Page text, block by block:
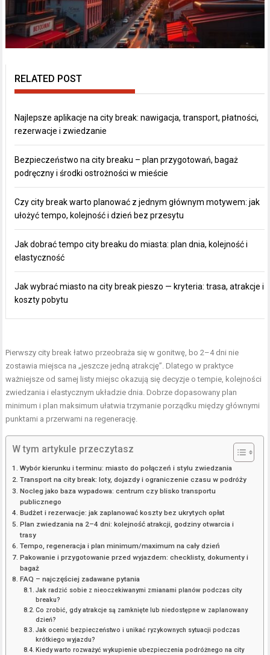
RELATED POST
Najlepsze aplikacje na city break: nawigacja, transport, płatności,
rezerwacje i zwiedzanie
Bezpieczeństwo na city breaku – plan przygotowań, bagaż
podręczny i środki ostrożności w mieście
Czy city break warto planować z jednym głównym motywem: jak
ułożyć tempo, kolejność i dzień bez przesytu
Jak dobrać tempo city breaku do miasta: plan dnia, kolejność i
elastyczność
Jak wybrać miasto na city break pieszo — kryteria: trasa, atrakcje i
koszty pobytu
Pierwszy city break łatwo przeobraża się w gonitwę, bo 2–4 dni nie
zostawia miejsca na „jeszcze jedną atrakcję”. Dlatego w praktyce
ważniejsze od samej listy miejsc okazują się decyzje o tempie, kolejności
zwiedzania i elastycznym układzie dnia. Dobrze dopasowany plan
minimum i plan maksimum ułatwia trzymanie porządku między głównymi
punktami a przerwami na regenerację.
W tym artykule przeczytasz
Wybór kierunku i terminu: miasto do połączeń i stylu zwiedzania
Transport na city break: loty, dojazdy i ograniczenie czasu w podróży
Nocleg jako baza wypadowa: centrum czy blisko transportu
publicznego
Budżet i rezerwacje: jak zaplanować koszty bez ukrytych opłat
Plan zwiedzania na 2–4 dni: kolejność atrakcji, godziny otwarcia i
trasy
Tempo, regeneracja i plan minimum/maximum na cały dzień
Pakowanie i przygotowanie przed wyjazdem: checklisty, dokumenty i
bagaż
FAQ – najczęściej zadawane pytania
Jak radzić sobie z nieoczekiwanymi zmianami planów podczas city
breaku?
Co zrobić, gdy atrakcje są zamknięte lub niedostępne w zaplanowany
dzień?
Jak ocenić bezpieczeństwo i unikać ryzykownych sytuacji podczas
krótkiego wyjazdu?
Kiedy warto rozważyć wykupienie ubezpieczenia podróżnego na city